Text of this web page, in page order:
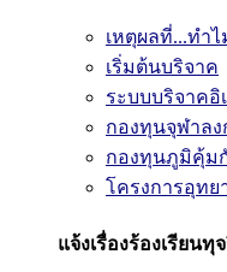
เหตุผลที่...ทำ
เริ่มต้นบริจาค
ระบบบริจาคอิ
กองทุนจุฬาล
กองทุนภูมิคุ้ม
โครงการอุทย
แจ้งเรื่องร้องเรียนทุ